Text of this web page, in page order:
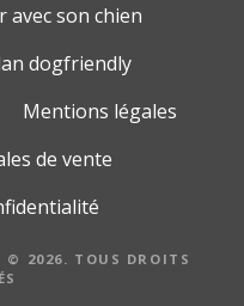
avec son chien
dogfriendly
Mentions légales
de vente
© 2026. TOUS DROITS